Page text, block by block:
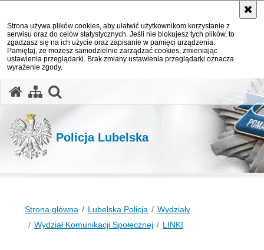
Strona używa plików cookies, aby ułatwić użytkownikom korzystanie z
serwisu oraz do celów statystycznych. Jeśli nie blokujesz tych plików, to
zgadzasz się na ich użycie oraz zapisanie w pamięci urządzenia.
Pamiętaj, że możesz samodzielnie zarządzać cookies, zmieniając
ustawienia przeglądarki. Brak zmiany ustawienia przeglądarki oznacza
wyrażenie zgody.
Policja Lubelska
Strona główna Lubelska Policja
Wydziały
Wydział Komunikacji Społecznej
LINKI